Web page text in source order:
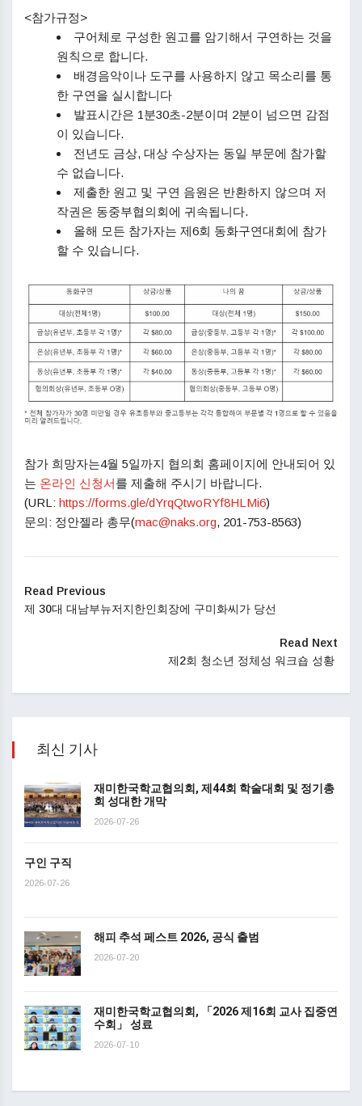
<참가규정>
구어체로 구성한 원고를 암기해서 구연하는 것을
원칙으로 합니다.
배경음악이나 도구를 사용하지 않고 목소리를 통
한 구연을 실시합니다
발표시간은 1분30초-2분이며 2분이 넘으면 감점
이 있습니다.
전년도 금상, 대상 수상자는 동일 부문에 참가할
수 없습니다.
제출한 원고 및 구연 음원은 반환하지 않으며 저
작권은 동중부협의회에 귀속됩니다.
올해 모든 참가자는 제6회 동화구연대회에 참가
할 수 있습니다.
참가 희망자는4월 5일까지 협의회 홈페이지에 안내되어 있
는 온라인 신청서를 제출해 주시기 바랍니다.
(URL: https://forms.gle/dYrqQtwoRYf8HLMi6)
문의: 정안젤라 총무(mac@naks.org, 201-753-8563)
Read Previous
제 30대 대남부뉴저지한인회장에 구미화씨가 당선
Read Next
제2회 청소년 정체성 워크숍 성황
최신 기사
재미한국학교협의회, 제44회 학술대회 및 정기총
회 성대한 개막
2026-07-26
구인 구직
2026-07-26
해피 추석 페스트 2026, 공식 출범
2026-07-20
재미한국학교협의회, 「2026 제16회 교사 집중연
수회」 성료
2026-07-10